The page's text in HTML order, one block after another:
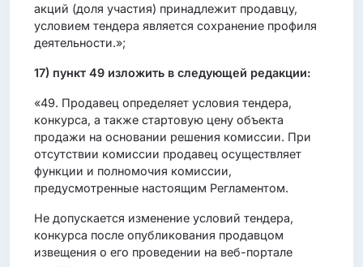
акций (доля участия) принадлежит продавцу,
условием тендера является сохранение профиля
деятельности.»;
17) пункт 49 изложить в следующей редакции:
«49. Продавец определяет условия тендера,
конкурса, а также стартовую цену объекта
продажи на основании решения комиссии. При
отсутствии комиссии продавец осуществляет
функции и полномочия комиссии,
предусмотренные настоящим Регламентом.
Не допускается изменение условий тендера,
конкурса после опубликования продавцом
извещения о его проведении на веб-портале